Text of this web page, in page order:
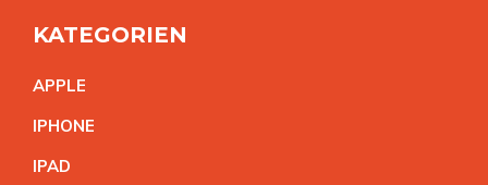
KATEGORIEN
APPLE
IPHONE
IPAD